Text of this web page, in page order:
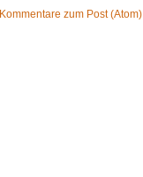
Kommentare zum Post (Atom)